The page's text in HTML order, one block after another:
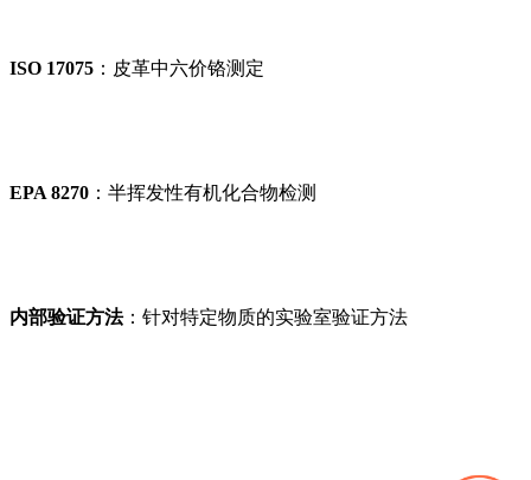
ISO 17075 ：皮革中六价铬测定
EPA 8270 ：半挥发性有机化合物检测
内部验证方法：针对特定物质的实验室验证方法